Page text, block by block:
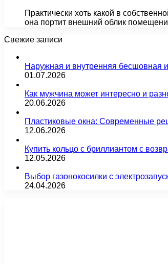
Практически хоть какой в
она портит внешний облик
Свежие записи
Наружная и внутренняя
01.07.2026
Как мужчина может интересно и
20.06.2026
Пластиковые окна: Современные
12.06.2026
Купить кольцо с бриллиантом с
12.05.2026
Выбор газонокосилки с
24.04.2026